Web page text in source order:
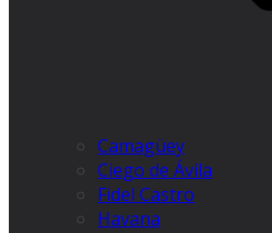
Camagüey
Ciego de Ávila
Fidel Castro
Havana